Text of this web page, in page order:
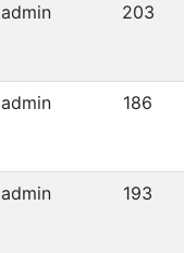
admin 203
admin 186
admin 193